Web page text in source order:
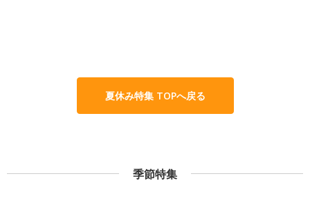
夏休み特集 TOPへ戻る
季節特集